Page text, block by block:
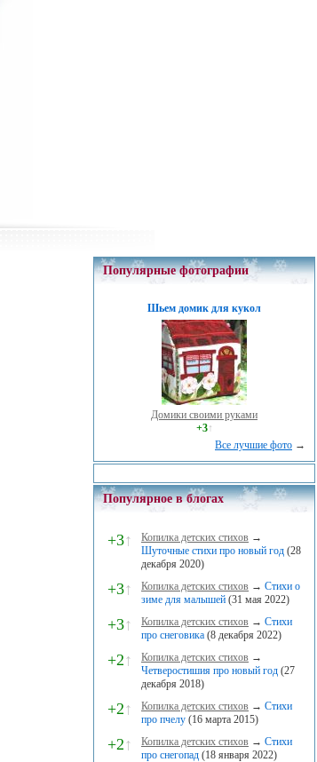
Популярные фотографии
Шьем домик для кукол
Домики своими руками
+3↑
Все лучшие фото →
Популярное в блогах
+3↑ Копилка детских стихов →
Шуточные стихи про новый год (28
декабря 2020)
+3↑ Копилка детских стихов → Стихи о
зиме для малышей (31 мая 2022)
+3↑ Копилка детских стихов → Стихи
про снеговика (8 декабря 2022)
+2↑ Копилка детских стихов →
Четверостишия про новый год (27
декабря 2018)
+2↑ Копилка детских стихов → Стихи
про пчелу (16 марта 2015)
+2↑ Копилка детских стихов → Стихи
про снегопад (18 января 2022)